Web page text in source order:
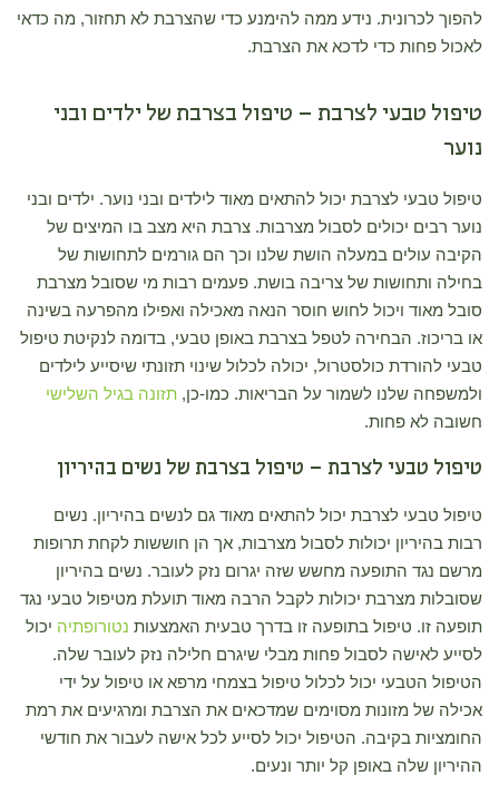
להפוך לכרונית. נידע ממה להימנע כדי שהצרבת לא תחזור, מה כדאי
לאכול פחות כדי לדכא את הצרבת.
טיפול טבעי לצרבת – טיפול בצרבת של ילדים ובני
נוער
טיפול טבעי לצרבת יכול להתאים מאוד לילדים ובני נוער. ילדים ובני
נוער רבים יכולים לסבול מצרבות. צרבת היא מצב בו המיצים של
הקיבה עולים במעלה הושת שלנו וכך הם גורמים לתחושות של
בחילה ותחושות של צריבה בושת. פעמים רבות מי שסובל מצרבת
סובל מאוד ויכול לחוש חוסר הנאה מאכילה ואפילו מהפרעה בשינה
או בריכוז. הבחירה לטפל בצרבת באופן טבעי, בדומה לנקיטת טיפול
טבעי להורדת כולסטרול, יכולה לכלול שינוי תזונתי שיסייע לילדים
ולמשפחה שלנו לשמור על הבריאות. כמו-כן, תזונה בגיל השלישי
חשובה לא פחות.
טיפול טבעי לצרבת – טיפול בצרבת של נשים בהיריון
טיפול טבעי לצרבת יכול להתאים מאוד גם לנשים בהיריון. נשים
רבות בהיריון יכולות לסבול מצרבות, אך הן חוששות לקחת תרופות
מרשם נגד התופעה מחשש שזה יגרום נזק לעובר. נשים בהיריון
שסובלות מצרבת יכולות לקבל הרבה מאוד תועלת מטיפול טבעי נגד
תופעה זו. טיפול בתופעה זו בדרך טבעית האמצעות נטורופתיה יכול
לסייע לאישה לסבול פחות מבלי שיגרם חלילה נזק לעובר שלה.
הטיפול הטבעי יכול לכלול טיפול בצמחי מרפא או טיפול על ידי
אכילה של מזונות מסוימים שמדכאים את הצרבת ומרגיעים את רמת
החומציות בקיבה. הטיפול יכול לסייע לכל אישה לעבור את חודשי
ההיריון שלה באופן קל יותר ונעים.